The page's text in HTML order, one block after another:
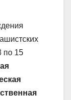
по 15